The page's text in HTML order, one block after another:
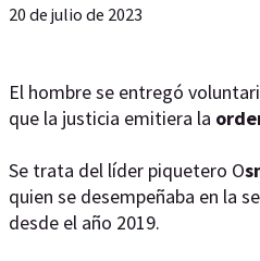
20 de julio de 2023
El hombre se entregó
que la justicia emitiera la
Se trata del líder piquetero O
quien se desempeñaba en la
desde el año 2019.